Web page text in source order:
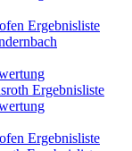
Ergebnisliste
Ergebnisliste
Ergebnisliste